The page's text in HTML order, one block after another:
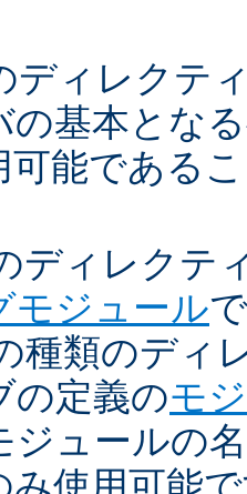
ディレクテ
の基本とな
可能である
ディレクテ
モジュール
種類のディ
の定義のモ
ジュールの
み使用可能